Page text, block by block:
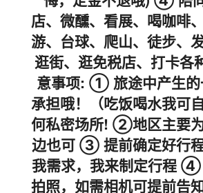
店、微醺、看展、喝咖啡
游、台球、爬山、徒步、
逛街、逛免税店、打卡各
意事项: ① 旅途中产生的
承担哦！（吃饭喝水我可
何私密场所! ②地区主要
边也可 ③ 提前确定好行
我需求，我来制定行程 ④
拍照，如需相机可提前告